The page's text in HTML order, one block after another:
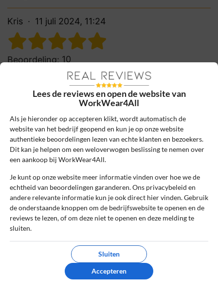
Kris 11 juli 2024, 11:24
Beoordeling: 10
Super levering
Super levering, had snel werkschoenen
nodig, via de sale schoenen besteld en had
1
Review handmatig gecontroleerd en goedgekeurd.
Bekijk ons beleid
Reageer
Bram Verbeij 6 februari 2022, 14:06
Fijne zaak, goede spullen
Hele fijne zaak, goede spullen en een
Lees de reviews en open de website van
WorkWear4All
Als je hieronder op accepteren klikt, wordt automatisch de
website van het bedrijf geopend en kun je op onze website
authentieke beoordelingen lezen van echte klanten en bezoekers.
Dit kan je helpen om een weloverwogen beslissing te nemen over
een aankoop bij WorkWear4All.
Je kunt op onze website meer informatie vinden over hoe we de
echtheid van beoordelingen garanderen. Ons privacybeleid en
andere relevante informatie kun je ook direct hier vinden. Gebruik
de onderstaande knoppen om de bedrijfswebsite te openen en de
reviews te lezen, of om deze niet te openen en deze melding te
sluiten.
Sluiten
Accepteren